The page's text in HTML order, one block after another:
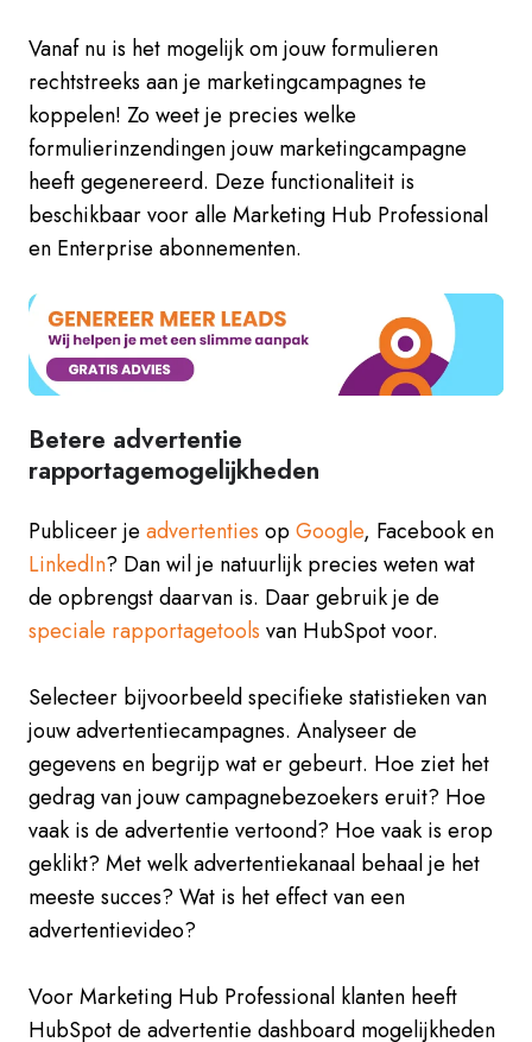
Vanaf nu is het mogelijk om jouw formulieren
rechtstreeks aan je marketingcampagnes te
koppelen! Zo weet je precies welke
formulierinzendingen jouw marketingcampagne
heeft gegenereerd. Deze functionaliteit is
beschikbaar voor alle Marketing Hub Professional
en Enterprise abonnementen.
Betere advertentie
rapportagemogelijkheden
Publiceer je advertenties opGoogle, Facebook en
LinkedIn? Dan wil je natuurlijk precies weten wat
de opbrengst daarvan is. Daar gebruik je de
speciale rapportagetools van HubSpot voor.
Selecteer bijvoorbeeld specifieke statistieken van
jouw advertentiecampagnes. Analyseer de
gegevens en begrijp wat er gebeurt. Hoe ziet het
gedrag van jouw campagnebezoekers eruit? Hoe
vaak is de advertentie vertoond? Hoe vaak is erop
geklikt? Met welk advertentiekanaal behaal je het
meeste succes? Wat is het effect van een
advertentievideo?
Voor Marketing Hub Professional klanten heeft
HubSpot de advertentie dashboard mogelijkheden